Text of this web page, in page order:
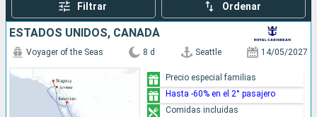
Filtrar Ordenar
ESTADOS UNIDOS, CANADÁ
Voyager of the Seas 8 d Seattle 14/05/2027
Precio especial familias
Hasta -60% en el 2° pasajero
Comidas incluidas